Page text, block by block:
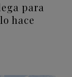
para
hace